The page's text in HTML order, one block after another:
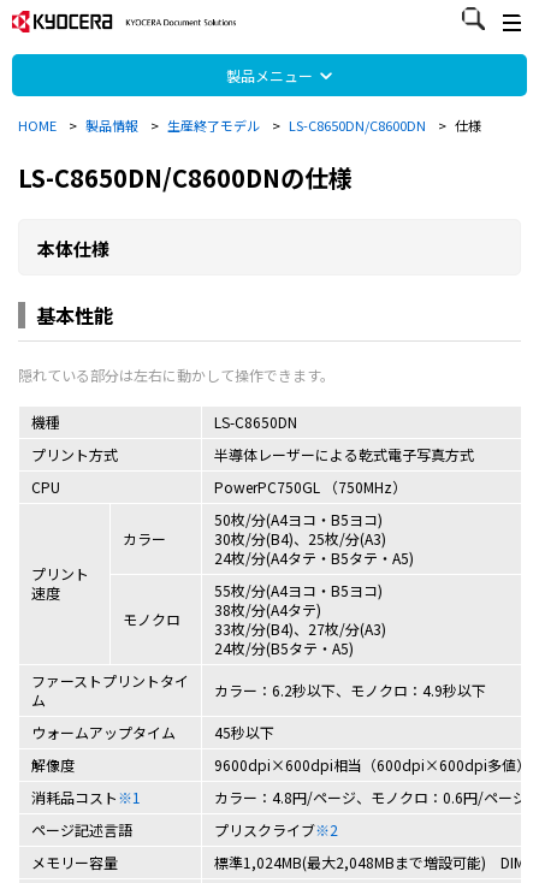
製品メニュー
HOME > 製品情報 > 生産終了モデル > LS-C8650DN/C8600DN > 仕様
LS-C8650DN/C8600DNの仕様
本体仕様
基本性能
機種
LS-C8650DN
プリント方式
半導体レーザーによる乾式電子写真方式
CPU
PowerPC750GL （750MHz）
プリント
速度
カラー
50枚/分(A4ヨコ・B5ヨコ)
30枚/分(B4)、25枚/分(A3)
24枚/分(A4タテ・B5タテ・A5)
モノクロ
55枚/分(A4ヨコ・B5ヨコ)
38枚/分(A4タテ)
33枚/分(B4)、27枚/分(A3)
24枚/分(B5タテ・A5)
ファーストプリントタイ
ム
カラー：6.2秒以下、モノクロ：4.9秒以下
ウォームアップタイム
45秒以下
解像度
9600dpi×600dpi相当（600dpi×600dpi多値）
消耗品コスト※1
カラー：4.8円/ページ、モノクロ：0.6円/ページ
ページ記述言語
プリスクライブ※2
メモリー容量
標準1,024MB(最大2,048MBまで増設可能)